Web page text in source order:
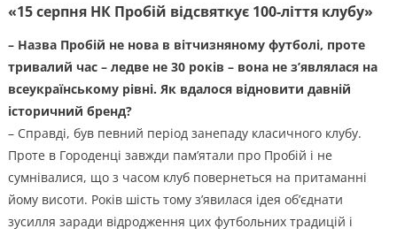
«15 серпня НК Пробій відсвяткує 100-ліття клубу»
– Назва Пробій не нова в вітчизняному футболі, проте
тривалий час – ледве не 30 років – вона не з’являлася на
всеукраїнському рівні. Як вдалося відновити давній
історичний бренд?
– Справді, був певний період занепаду класичного клубу.
Проте в Городенці завжди пам’ятали про Пробій і не
сумнівалися, що з часом клуб повернеться на притаманні
йому висоти. Років шість тому з’явилася ідея об’єднати
зусилля заради відродження цих футбольних традицій і